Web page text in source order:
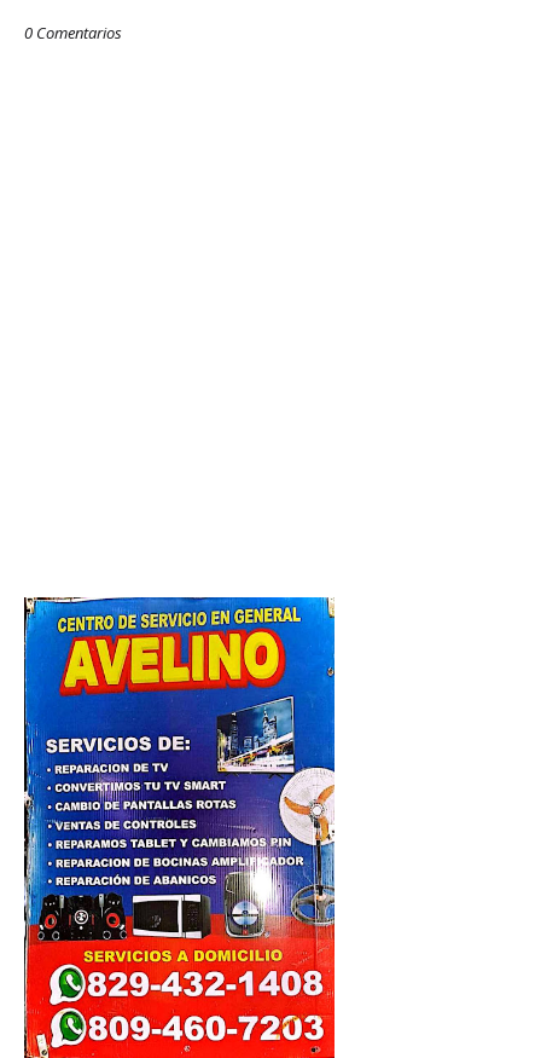
0 Comentarios